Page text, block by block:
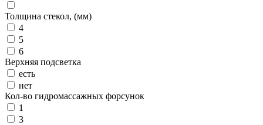
Толщина стекол, (мм)
4
5
6
Верхняя подсветка
есть
нет
Кол-во гидромассажных форсунок
1
3